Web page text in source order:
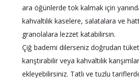
ara öğünlerde tok kalmak için
kahvaltılık kaselere, salatalara ve
granolalara lezzet katabilirsin.
Çiğ bademi dilerseniz doğrudan
karıştırabilir veya kahvaltılık
ekleyebilirsiniz. Tatlı ve tuzlu